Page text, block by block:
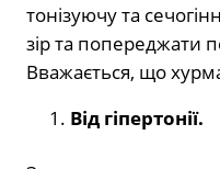
тонізуючу та
зір та попереджати
Вважається, що
Від гіпертонії.